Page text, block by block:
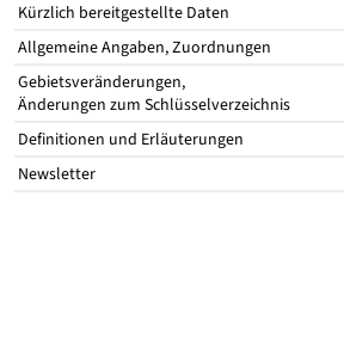
Kürzlich bereitgestellte Daten
Allgemeine Angaben, Zuordnungen
Gebietsveränderungen,
Änderungen zum Schlüsselverzeichnis
Definitionen und Erläuterungen
Newsletter